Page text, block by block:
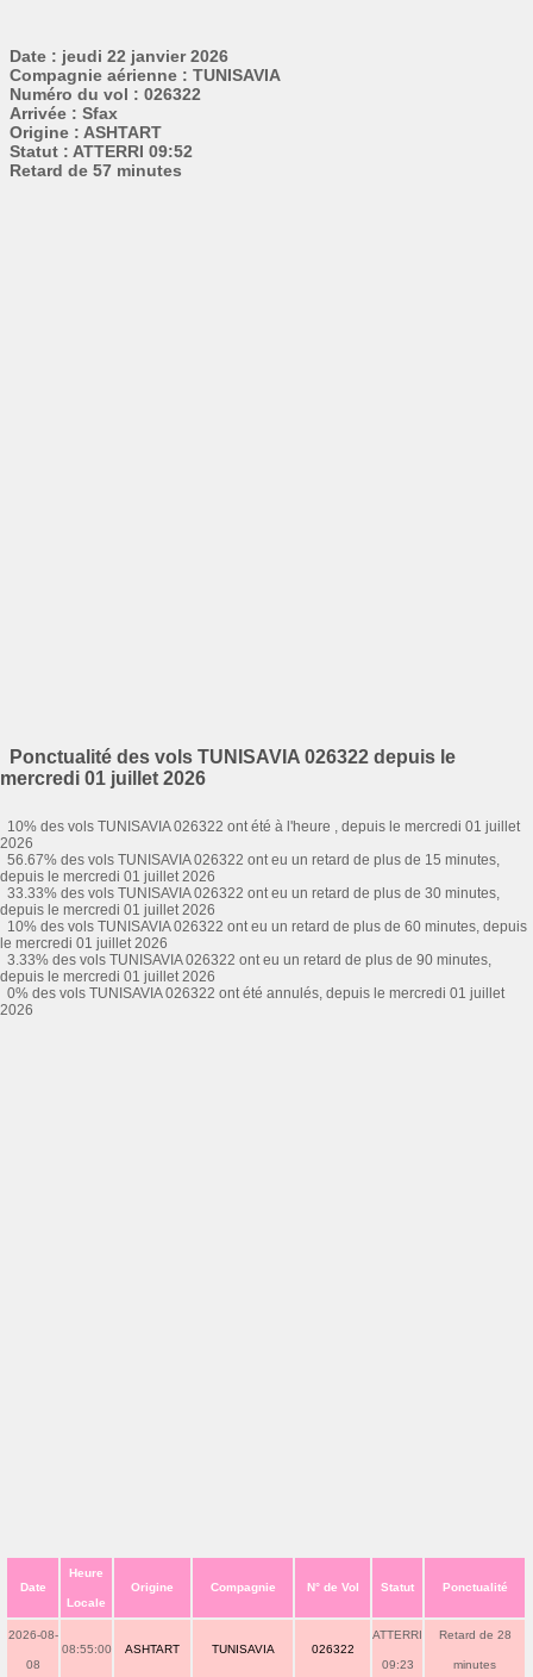
Date : jeudi 22 janvier 2026
Compagnie aérienne : TUNISAVIA
Numéro du vol : 026322
Arrivée : Sfax
Origine : ASHTART
Statut : ATTERRI 09:52
Retard de 57 minutes
Ponctualité des vols TUNISAVIA 026322 depuis le
mercredi 01 juillet 2026
10% des vols TUNISAVIA 026322 ont été à l'heure , depuis le mercredi 01 juillet
2026
56.67% des vols TUNISAVIA 026322 ont eu un retard de plus de 15 minutes,
depuis le mercredi 01 juillet 2026
33.33% des vols TUNISAVIA 026322 ont eu un retard de plus de 30 minutes,
depuis le mercredi 01 juillet 2026
10% des vols TUNISAVIA 026322 ont eu un retard de plus de 60 minutes, depuis
le mercredi 01 juillet 2026
3.33% des vols TUNISAVIA 026322 ont eu un retard de plus de 90 minutes,
depuis le mercredi 01 juillet 2026
0% des vols TUNISAVIA 026322 ont été annulés, depuis le mercredi 01 juillet
2026
Date
Heure
Locale
Origine Compagnie N° de Vol Statut Ponctualité
2026-08-
08
08:55:00 ASHTART TUNISAVIA 026322
ATTERRI
09:23
Retard de 28
minutes